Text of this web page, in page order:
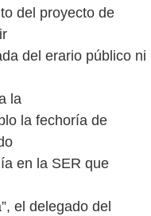
del proyecto de
del erario público ni
la
la fechoría de
en la SER que
el delegado del